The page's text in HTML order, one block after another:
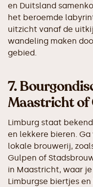
en Duitsland
het beroemde
uitzicht vanaf de
wandeling maken
gebied.
7.
Maastricht of
Limburg staat
en lekkere bieren.
lokale brouwerij,
Gulpen of
in Maastricht, waar
Limburgse biertjes